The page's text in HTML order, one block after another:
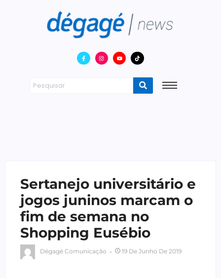
Sertanejo universitário e
jogos juninos marcam o
fim de semana no
Shopping Eusébio
Dégagé Comunicação 19 De Junho De 2019